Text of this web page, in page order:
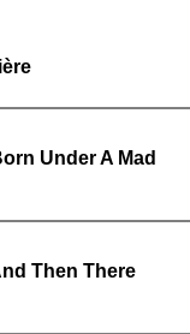
Under A Mad
Then There